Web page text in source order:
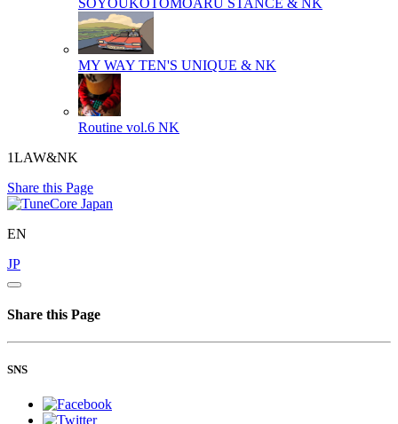
MY WAY TEN'S UNIQUE & NK
Routine vol.6 NK
1LAW&NK
Share this Page
EN
JP
Share this Page
SNS